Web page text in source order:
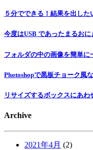
５分でできる！結果を出し
今度はUSB であったまるおに
フォルダの中の画像を簡単に
Photoshopで黒板チョーク風
リサイズするボックスにあわ
Archive
2021年4月 (2)